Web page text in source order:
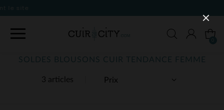
3 articles
SOLDES BLOUSONS CUIR TENDANCE FEMME